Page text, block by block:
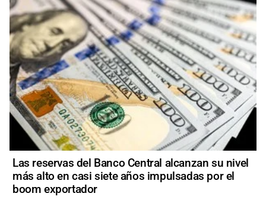
Las reservas del Banco Central alcanzan su nivel
más alto en casi siete años impulsadas por el
boom exportador